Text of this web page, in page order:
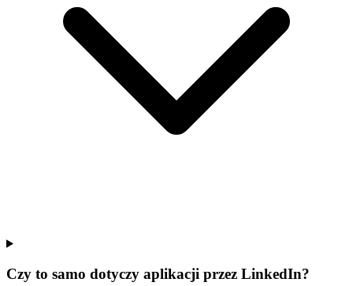
Czy to samo dotyczy aplikacji przez LinkedIn?